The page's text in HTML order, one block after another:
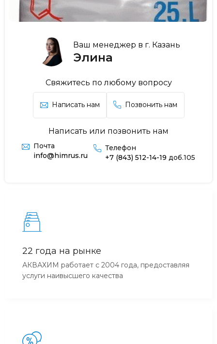
Ваш менеджер в г. Казань
Элина
Свяжитесь по любому вопросу
Написать нам Позвонить нам
Написать или позвонить нам
Почта
info@himrus.ru
Телефон
+7 (843) 512-14-19 доб.105
22 года на рынке
АКВАХИМ работает с 2004 года, предоставляя
услуги наивысшего качества